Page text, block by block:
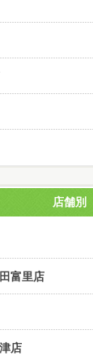
店舗別
富里店
店